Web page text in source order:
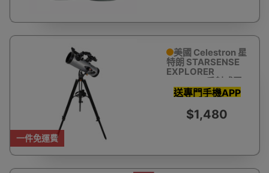
一件免運費
美國 Celestron 星
特朗 STARSENSE
EXPLORER
LT114AZ 反射式天
文望遠鏡(智能手機
輔助尋星)
送專門手機APP
助你瞄準星體 教
你搵星星
$1,480